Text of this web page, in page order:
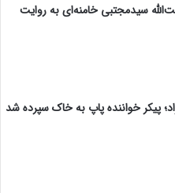
سیدمجتبی خامنه‌ای به روایت
پیکر خواننده پاپ به خاک سپرده شد